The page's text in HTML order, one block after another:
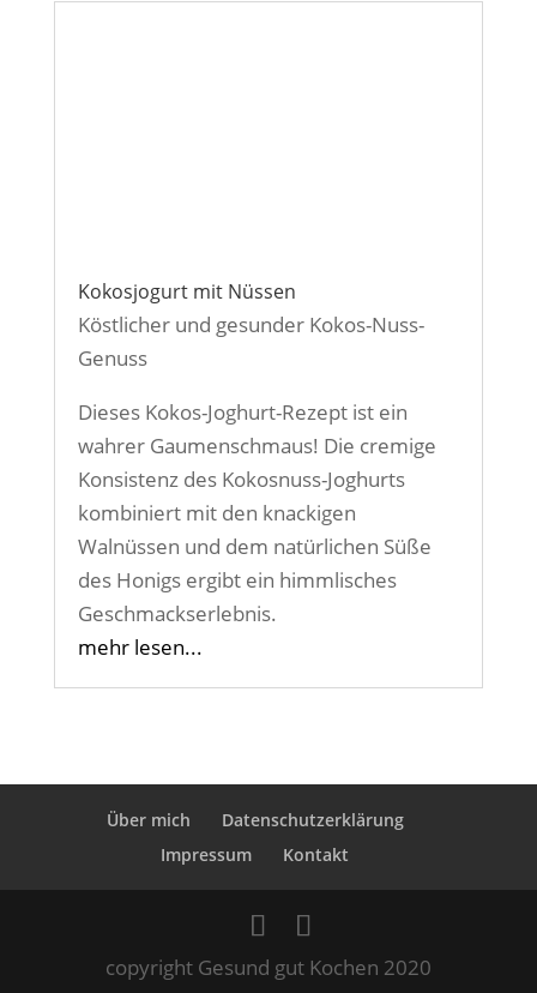
Kokosjogurt mit Nüssen
Köstlicher und gesunder Kokos-Nuss-
Genuss
Dieses Kokos-Joghurt-Rezept ist ein
wahrer Gaumenschmaus! Die cremige
Konsistenz des Kokosnuss-Joghurts
kombiniert mit den knackigen
Walnüssen und dem natürlichen Süße
des Honigs ergibt ein himmlisches
Geschmackserlebnis.
mehr lesen...
Über mich
Datenschutzerklärung
Impressum
Kontakt
copyright Gesund gut Kochen 2020